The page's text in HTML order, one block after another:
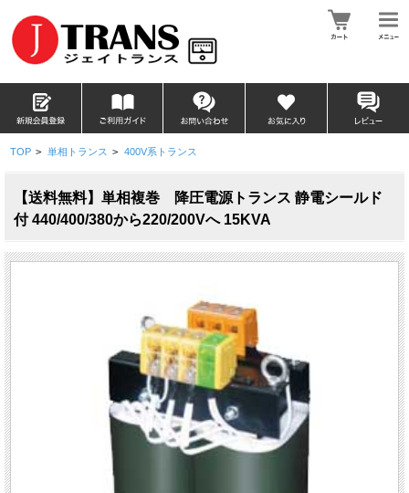
TOP > 単相トランス > 400V系トランス
【送料無料】単相複巻 降圧電源トランス 静電シールド
付 440/400/380から220/200Vへ 15KVA